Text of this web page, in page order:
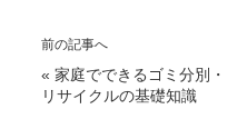
前の記事へ
« 家庭でできるゴミ分別・
リサイクルの基礎知識